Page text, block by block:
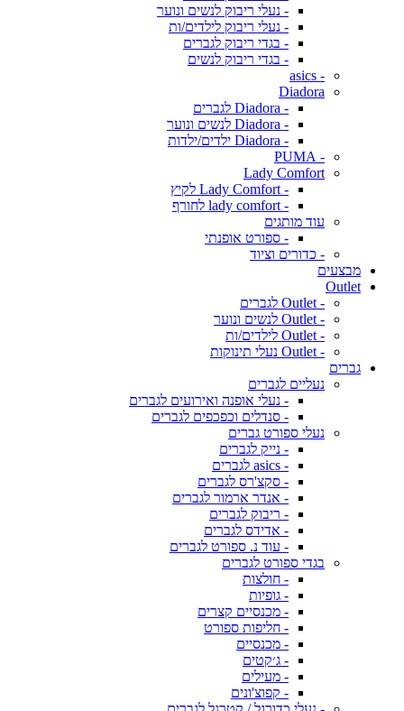
- נעלי ריבוק לנשים ונוער
- נעלי ריבוק לילדים/ות
- בגדי ריבוק לגברים
- בגדי ריבוק לנשים
- asics
Diadora
- Diadora לגברים
- Diadora לנשים ונוער
- Diadora ילדים/ילדות
- PUMA
Lady Comfort
- Lady Comfort לקיץ
- lady comfort לחורף
עוד מותגים
- ספורט אופנתי
- כדורים וציוד
מבצעים
Outlet
- Outlet לגברים
- Outlet לנשים ונוער
- Outlet לילדים/ות
- Outlet נעלי תינוקות
גברים
נעליים לגברים
- נעלי אופנה ואירועים לגברים
- סנדלים וכפכפים לגברים
נעלי ספורט גברים
- נייק לגברים
- asics לגברים
- סקצ'רס לגברים
- אנדר ארמור לגברים
- ריבוק לגברים
- אדידס לגברים
- עוד נ. ספורט לגברים
בגדי ספורט לגברים
- חולצות
- גופיות
- מכנסיים קצרים
- חליפות ספורט
- מכנסיים
- ג׳קטים
- מעילים
- קפוצ'ונים